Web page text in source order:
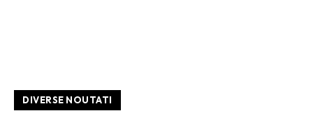
DIVERSE NOUTATI